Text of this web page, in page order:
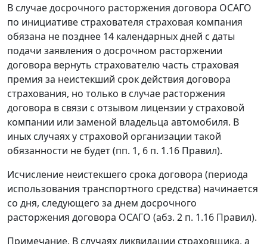
В случае досрочного расторжения договора ОСАГО
по инициативе страхователя страховая компания
обязана не позднее 14 календарных дней с даты
подачи заявления о досрочном расторжении
договора вернуть страхователю часть страховая
премия за неистекший срок действия договора
страхования, но только в случае расторжения
договора в связи с отзывом лицензии у страховой
компании или заменой владельца автомобиля. В
иных случаях у страховой организации такой
обязанности не будет (пп. 1, 6 п. 1.16 Правил).
Исчисление неистекшего срока договора (периода
использования транспортного средства) начинается
со дня, следующего за днем ​​досрочного
расторжения договора ОСАГО (абз. 2 п. 1.16 Правил).
Примечание. В случаях ликвидации страховщика, а